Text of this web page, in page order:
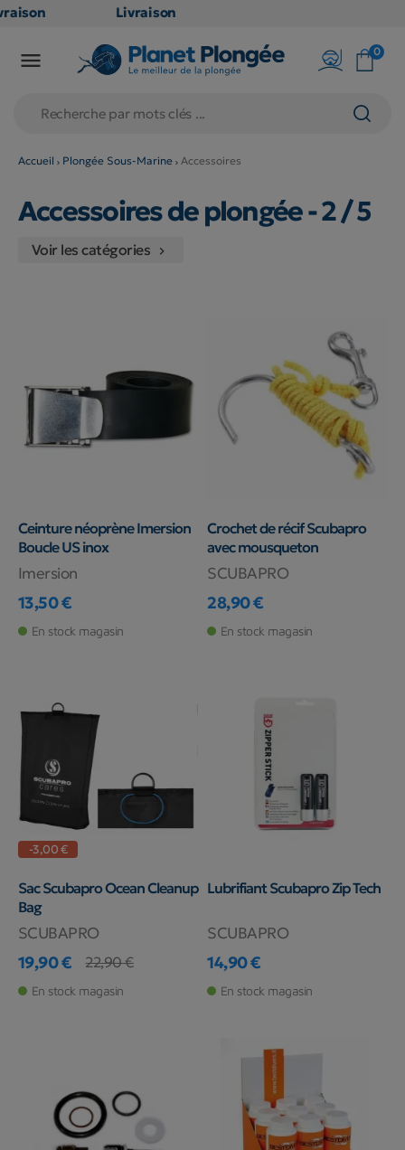
Livraison
en point
79€
(hors
long et
volumineux
: non
 0
Accueil Plongée Sous-Marine Accessoires
Accessoires de plongée- 2 / 5
Voir les catégories 
Ceinture néoprène Imersion
Boucle US inox
Imersion
Prix
13,50 €
En stock magasin
Crochet de récif Scubapro
avec mousqueton
SCUBAPRO
Prix
28,90 €
En stock magasin
-3,00 €
Sac Scubapro Ocean Cleanup
Bag
SCUBAPRO
Prix
19,90 €
Prix de base
22,90 €
En stock magasin
Lubrifiant Scubapro Zip Tech
SCUBAPRO
Prix
14,90 €
En stock magasin